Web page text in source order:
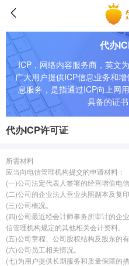
代办
ICP，网络内容服务商，英文
广大用户提供ICP信息业务和
息服务，是指通过ICP向上网
具备的证
代办ICP许可证
所需材料
应当向电信管理机构提交的申请材料：
(一)公司法定代表人签署的经营增值电
(二)公司的企业法人营业执照副本及复印
(三)公司概况。
(四)公司最近经会计师事务所审计的企
信管理机构规定的其他相关会计资料。
(五)公司章程、公司股权结构及股东的有
(六)公司员工相关情况。
(七)为用户提供长期服务和质量保障的措